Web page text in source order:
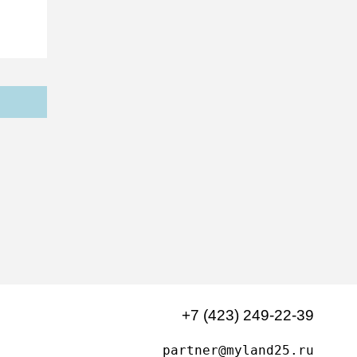
+7 (423) 249-22-39
partner@myland25.ru